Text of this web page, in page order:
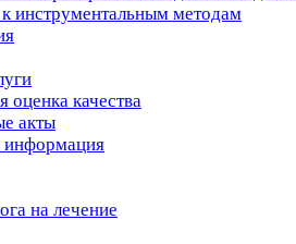
инструментальным методам
оценка качества
акты
информация
на лечение